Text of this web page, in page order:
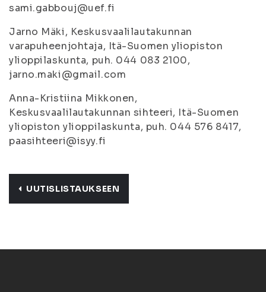
sami.gabbouj@uef.fi
Jarno Mäki, Keskusvaalilautakunnan
varapuheenjohtaja, Itä-Suomen yliopiston
ylioppilaskunta, puh. 044 083 2100,
jarno.maki@gmail.com
Anna-Kristiina Mikkonen,
Keskusvaalilautakunnan sihteeri, Itä-Suomen
yliopiston ylioppilaskunta, puh. 044 576 8417,
paasihteeri@isyy.fi
UUTISLISTAUKSEEN